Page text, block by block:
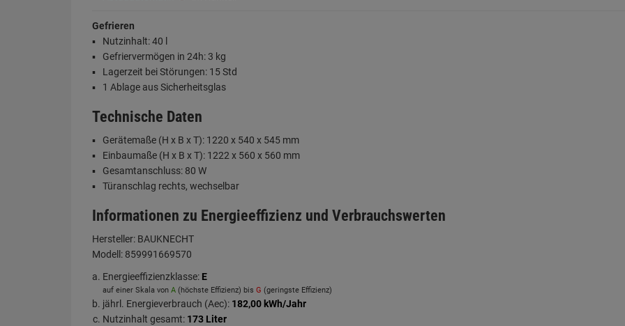
Gefrieren
Nutzinhalt: 40 l
Gefriervermögen in 24h: 3 kg
Lagerzeit bei Störungen: 15 Std
1 Ablage aus Sicherheitsglas
Technische Daten
Gerätemaße (H x B x T): 1220 x 540 x 545 mm
Einbaumaße (H x B x T): 1222 x 560 x 560 mm
Gesamtanschluss: 80 W
Türanschlag rechts, wechselbar
Informationen zu Energieeffizienz und Verbrauchswerten
Hersteller: BAUKNECHT
Modell: 859991669570
Energieeffizienzklasse: E
auf einer Skala von A (höchste Effizienz) bis G (geringste Effizienz)
jährl. Energieverbrauch (Aec): 182,00 kWh/Jahr
Nutzinhalt gesamt: 173 Liter